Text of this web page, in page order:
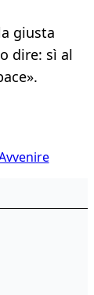
giusta
dire: sì al